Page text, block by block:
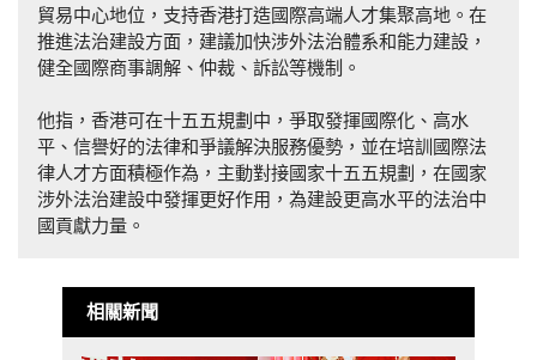
貿易中心地位，支持香港打造國際高端人才集聚高地。在
推進法治建設方面，建議加快涉外法治體系和能力建設，
健全國際商事調解、仲裁、訴訟等機制。
他指，香港可在十五五規劃中，爭取發揮國際化、高水
平、信譽好的法律和爭議解決服務優勢，並在培訓國際法
律人才方面積極作為，主動對接國家十五五規劃，在國家
涉外法治建設中發揮更好作用，為建設更高水平的法治中
國貢獻力量。
相關新聞